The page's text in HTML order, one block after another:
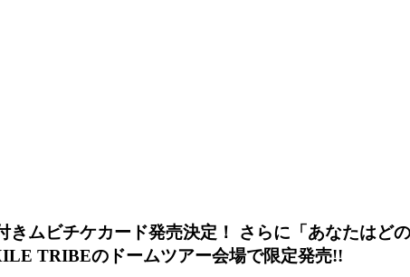
ムビチケカード発売決定！ さらに「あなたはど
TRIBEのドームツアー会場で限定発売!!